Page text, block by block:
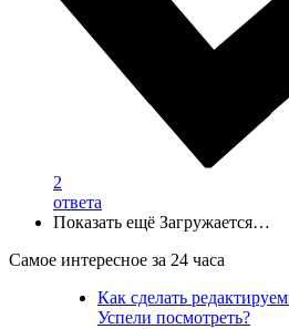
2
ответа
Показать ещё Загружается…
Самое интересное за 24 часа
Как сделать
Успели посмотреть?